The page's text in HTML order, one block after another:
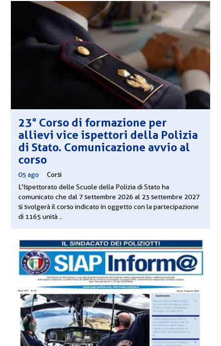
23° Corso di formazione per
allievi vice ispettori della Polizia
di Stato. Comunicazione avvio al
corso
05 ago
Corsi
L'Ispettorato delle Scuole della Polizia di Stato ha
comunicato che dal 7 settembre 2026 al 23 settembre 2027
si svolgerà il corso indicato in oggetto con la partecipazione
di 1165 unità ..